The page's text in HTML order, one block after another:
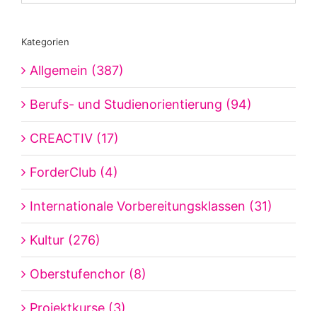
Kategorien
Allgemein (387)
Berufs- und Studienorientierung (94)
CREACTIV (17)
ForderClub (4)
Internationale Vorbereitungsklassen (31)
Kultur (276)
Oberstufenchor (8)
Projektkurse (3)